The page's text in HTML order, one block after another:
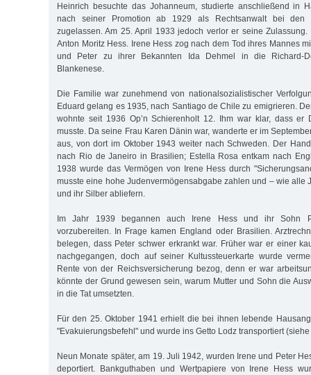
Heinrich besuchte das Johanneum, studierte anschließend in
nach seiner Promotion ab 1929 als Rechtsanwalt bei den
zugelassen. Am 25. April 1933 jedoch verlor er seine
Anton Moritz Hess. Irene Hess zog nach dem Tod ihres Mannes
und Peter zu ihrer Bekannten Ida Dehmel in die Richard-
Blankenese.
Die Familie war zunehmend von nationalsozialistischer
Eduard gelang es 1935, nach Santiago de Chile zu emigrieren.
wohnte seit 1936 Op’n Schierenholt 12. Ihm war klar, dass er
musste. Da seine Frau Karen Dänin war, wanderte er im
aus, von dort im Oktober 1943 weiter nach Schweden. Der
nach Rio de Janeiro in Brasilien; Estella Rosa entkam nach
1938 wurde das Vermögen von Irene Hess durch
musste eine hohe Judenvermögensabgabe zahlen und – wie alle
und ihr Silber abliefern.
Im Jahr 1939 begannen auch Irene Hess und ihr Sohn
vorzubereiten. In Frage kamen England oder Brasilien.
belegen, dass Peter schwer erkrankt war. Früher war er einer
nachgegangen, doch auf seiner Kultussteuerkarte wurde
Rente von der Reichsversicherung bezog, denn er war
könnte der Grund gewesen sein, warum Mutter und Sohn die
in die Tat umsetzten.
Für den 25. Oktober 1941 erhielt die bei ihnen lebende
"Evakuierungsbefehl" und wurde ins Getto Lodz transportiert
Neun Monate später, am 19. Juli 1942, wurden Irene und Peter
deportiert. Bankguthaben und Wertpapiere von Irene Hess